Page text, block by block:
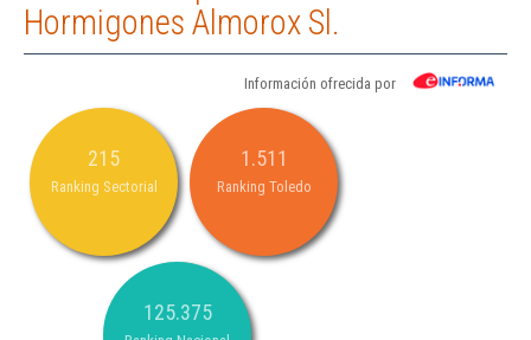
Hormigones Almorox Sl.
Información ofrecida por
215
Ranking Sectorial
1.511
Ranking Toledo
125.375